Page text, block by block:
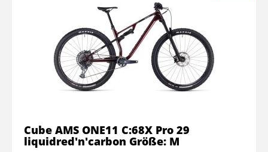
Cube AMS ONE11 C:68X Pro 29
liquidred'n'carbon Größe: M